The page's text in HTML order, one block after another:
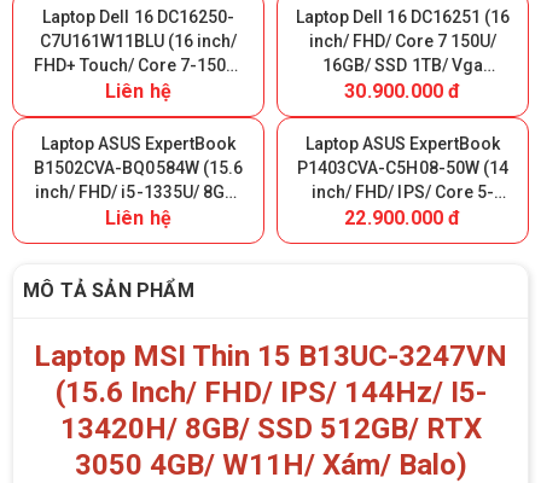
Nhập Khẩu
512GB/ Ubuntu/ Carbon
Black) Nhập Khẩu
Laptop Dell 16 DC16250-
C7U161W11BLU (16 inch/
FHD+ Touch/ Core 7-150U/
16GB/ SSD 1TB/ WIN11/
Office 2024/ Black)
Liên hệ
Laptop Dell 16 DC16251 (16
inch/ FHD/ Core 7 150U/
16GB/ SSD 1TB/ Vga
MX570A 2GB/ Win 11/ Màu
Bạc)
30.900.000 đ
Laptop ASUS ExpertBook
B1502CVA-BQ0584W (15.6
inch/ FHD/ i5-1335U/ 8GB/
SSD M.2 512GB/ WIN11H/
Chuột/ Black)
Liên hệ
Laptop ASUS ExpertBook
P1403CVA-C5H08-50W (14
inch/ FHD/ IPS/ Core 5-
210H/ 8GB DDR5/ SSD
512GB/ Win11/ màu Bạc)
22.900.000 đ
MÔ TẢ SẢN PHẨM
Laptop MSI Thin 15 B13UC-3247VN
(15.6 Inch/ FHD/ IPS/ 144Hz/ I5-
13420H/ 8GB/ SSD 512GB/ RTX
3050 4GB/ W11H/ Xám/ Balo)